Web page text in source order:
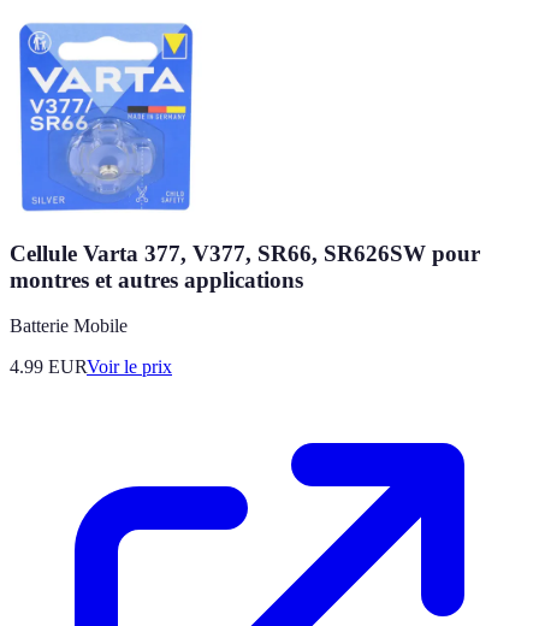
Cellule Varta 377, V377, SR66, SR626SW pour
montres et autres applications
Batterie Mobile
4.99 EURVoir le prix